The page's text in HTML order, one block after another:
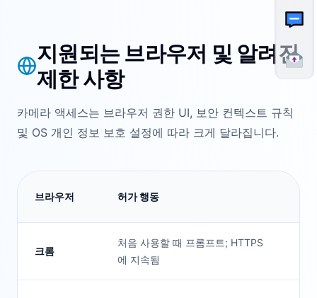
지원되는 브라우저 및 알려진
제한 사항
카메라 액세스는 브라우저 권한 UI, 보안 컨텍스트 규칙
및 OS 개인 정보 보호 설정에 따라 크게 달라집니다.
브라우저 허가 행동
크롬
처음 사용할 때 프롬프트; HTTPS
에 지속됨